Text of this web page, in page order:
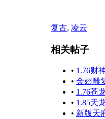
复古, 凌云
相关帖子
• 1.76财
• 金翅雕
• 1.76苍
• 1.85天
• 新版天